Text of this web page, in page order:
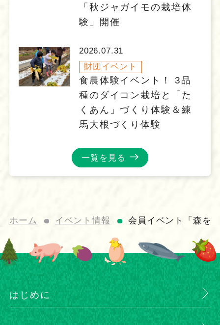
「秋ジャガイモの栽培体
験」開催
2026.07.31
財団イベント
食農体験イベント！ 3品
種のダイコン栽培と「た
くあん」づくり体験＆練
馬大根づくり体験
一覧を見る
ホーム イベント情報 会員イベント「森を
はじめに